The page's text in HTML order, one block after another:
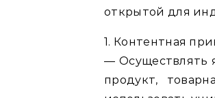
открытой для
1. Контентная
— Осуществлять
продукт,